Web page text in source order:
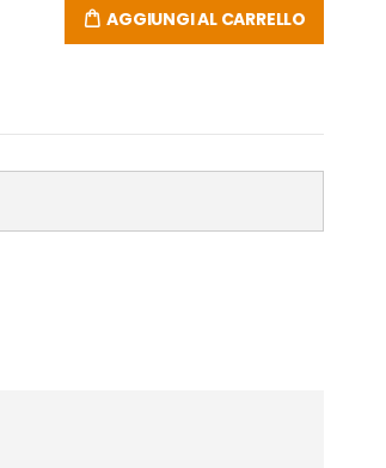
AGGIUNGI AL CARRELLO